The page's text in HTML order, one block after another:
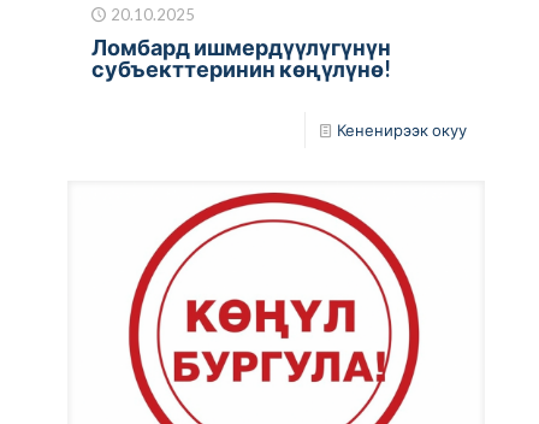
20.10.2025
Ломбард ишмердүүлүгүнүн
субъекттеринин көңүлүнө!
Кененирээк окуу